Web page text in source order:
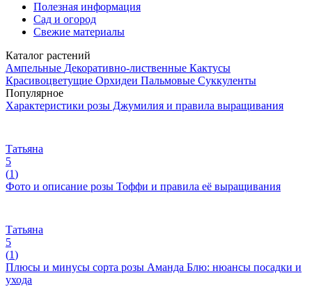
Полезная информация
Сад и огород
Свежие материалы
Каталог растений
Ампельные Декоративно-лиственные Кактусы
Красивоцветущие Орхидеи Пальмовые Суккуленты
Популярное
Характеристики розы Джумилия и правила выращивания
Татьяна
5
(1)
Фото и описание розы Тоффи и правила её выращивания
Татьяна
5
(1)
Плюсы и минусы сорта розы Аманда Блю: нюансы посадки и
ухода